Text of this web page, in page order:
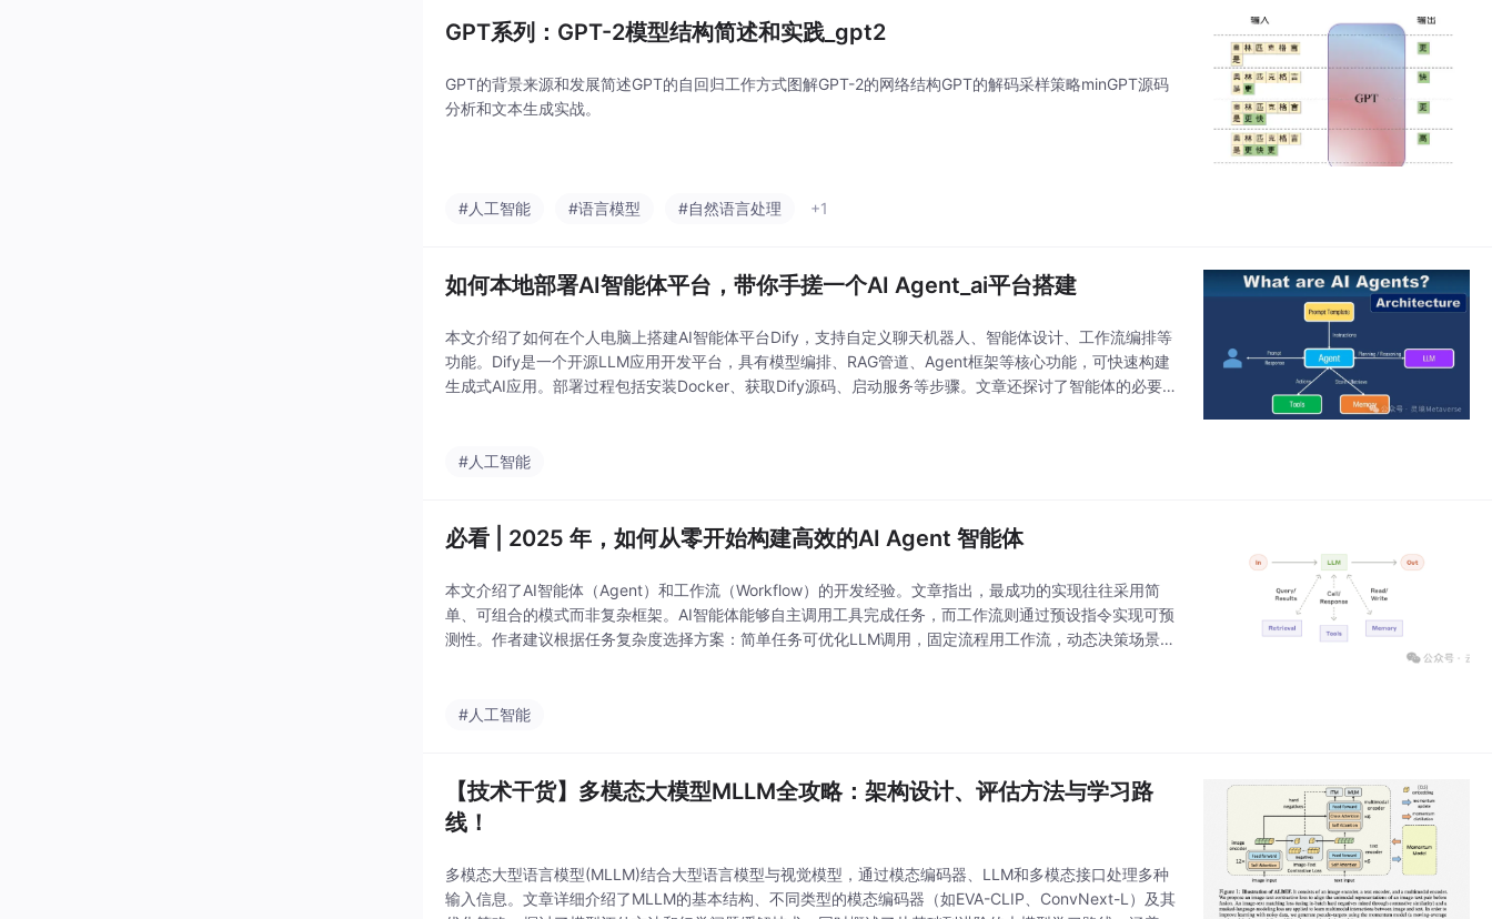
GPT系列：GPT-2模型结构简述和实践_gpt2
GPT的背景来源和发展简述GPT的自回归工作方式图解GPT-2的网络结构GPT的解码采样策略minGPT源码
分析和文本生成实战。
#人工智能 #语言模型 #自然语言处理 +1
如何本地部署AI智能体平台，带你手搓一个AI Agent_ai平台搭建
本文介绍了如何在个人电脑上搭建AI智能体平台Dify，支持自定义聊天机器人、智能体设计、工作流编排等
功能。Dify是一个开源LLM应用开发平台，具有模型编排、RAG管道、Agent框架等核心功能，可快速构建
生成式AI应用。部署过程包括安装Docker、获取Dify源码、启动服务等步骤。文章还探讨了智能体的必要
#人工智能
必看 | 2025 年，如何从零开始构建高效的AI Agent 智能体
本文介绍了AI智能体（Agent）和工作流（Workflow）的开发经验。文章指出，最成功的实现往往采用简
单、可组合的模式而非复杂框架。AI智能体能够自主调用工具完成任务，而工作流则通过预设指令实现可预
测性。作者建议根据任务复杂度选择方案：简单任务可优化LLM调用，固定流程用工作流，动态决策场景用
#人工智能
【技术干货】多模态大模型MLLM全攻略：架构设计、评估方法与学习路
线！
多模态大型语言模型(MLLM)结合大型语言模型与视觉模型，通过模态编码器、LLM和多模态接口处理多种
输入信息。文章详细介绍了MLLM的基本结构、不同类型的模态编码器（如EVA-CLIP、ConvNext-L）及其